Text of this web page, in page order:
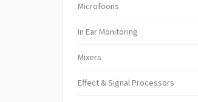
Microfoons
In Ear Monitoring
Mixers
Ef­fect & Sig­nal Pro­cessors